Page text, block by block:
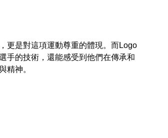
更是對這項運動尊重的體現。而Logo
手的技術，還能感受到他們在傳承和
精神。